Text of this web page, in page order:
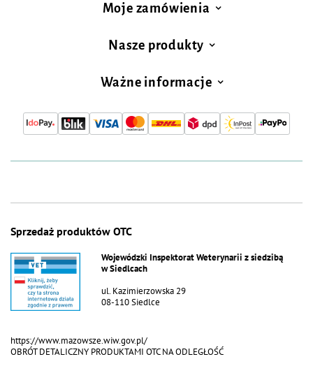
Moje zamówienia
Nasze produkty
Ważne informacje
Sprzedaż produktów OTC
Wojewódzki Inspektorat Weterynarii z siedzibą
w Siedlcach
ul. Kazimierzowska 29
08-110 Siedlce
https://www.mazowsze.wiw.gov.pl/
OBRÓT DETALICZNY PRODUKTAMI OTC NA ODLEGŁOŚĆ